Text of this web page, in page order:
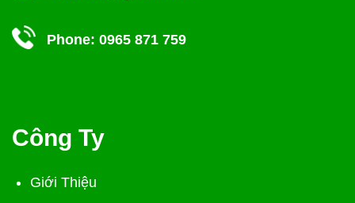
Phone: 0965 871 759
Công Ty
Giới Thiệu